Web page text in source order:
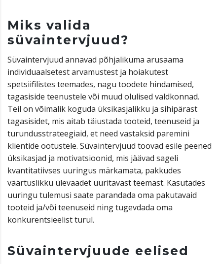
Miks valida
süvaintervjuud?
Süvaintervjuud annavad põhjalikuma arusaama
individuaalsetest arvamustest ja hoiakutest
spetsiifilistes teemades, nagu toodete hindamised,
tagasiside teenustele või muud olulised valdkonnad.
Teil on võimalik koguda üksikasjalikku ja sihipärast
tagasisidet, mis aitab täiustada tooteid, teenuseid ja
turundusstrateegiaid, et need vastaksid paremini
klientide ootustele. Süvaintervjuud toovad esile peened
üksikasjad ja motivatsioonid, mis jäävad sageli
kvantitatiivses uuringus märkamata, pakkudes
väärtuslikku ülevaadet uuritavast teemast. Kasutades
uuringu tulemusi saate parandada oma pakutavaid
tooteid ja/või teenuseid ning tugevdada oma
konkurentsieelist turul.
Süvaintervjuude eelised